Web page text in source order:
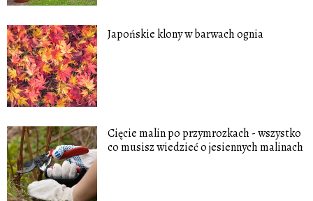
Japońskie klony w barwach ognia
Cięcie malin po przymrozkach - wszystko
co musisz wiedzieć o jesiennych malinach